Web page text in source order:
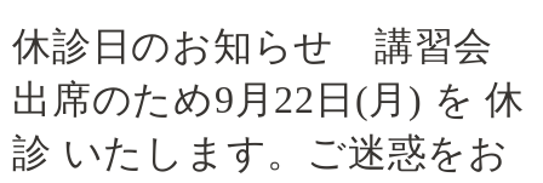
休診日のお知らせ 講習会
出席のため9月22日(月) を 休
診 いたします。ご迷惑をお